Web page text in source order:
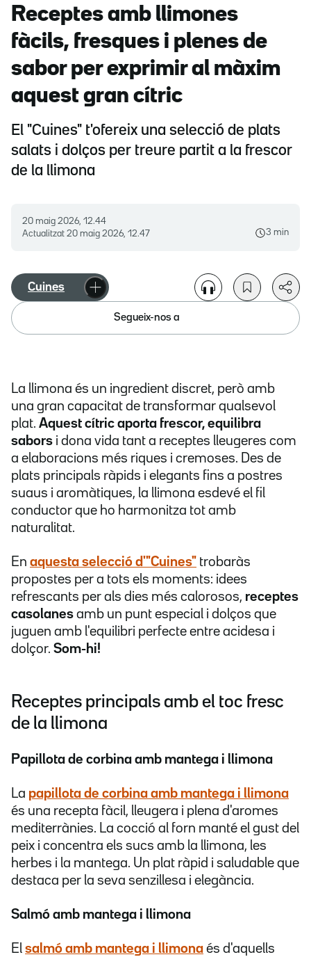
Receptes amb llimones
fàcils, fresques i plenes de
sabor per exprimir al màxim
aquest gran cítric
El "Cuines" t'ofereix una selecció de plats
salats i dolços per treure partit a la frescor
de la llimona
20 maig 2026, 12.44
Actualitzat 20 maig 2026, 12.47 3 min
Cuines
Segueix-nos a
La llimona és un ingredient discret, però amb
una gran capacitat de transformar qualsevol
plat. Aquest cítric aporta frescor, equilibra
sabors i dona vida tant a receptes lleugeres com
a elaboracions més riques i cremoses. Des de
plats principals ràpids i elegants fins a postres
suaus i aromàtiques, la llimona esdevé el fil
conductor que ho harmonitza tot amb
naturalitat.
En aquesta selecció d'"Cuines" trobaràs
propostes per a tots els moments: idees
refrescants per als dies més calorosos, receptes
casolanes amb un punt especial i dolços que
juguen amb l'equilibri perfecte entre acidesa i
dolçor. Som-hi!
Receptes principals amb el toc fresc
de la llimona
Papillota de corbina amb mantega i llimona
La papillota de corbina amb mantega i llimona
és una recepta fàcil, lleugera i plena d'aromes
mediterrànies. La cocció al forn manté el gust del
peix i concentra els sucs amb la llimona, les
herbes i la mantega. Un plat ràpid i saludable que
destaca per la seva senzillesa i elegància.
Salmó amb mantega i llimona
El salmó amb mantega i llimona és d'aquells